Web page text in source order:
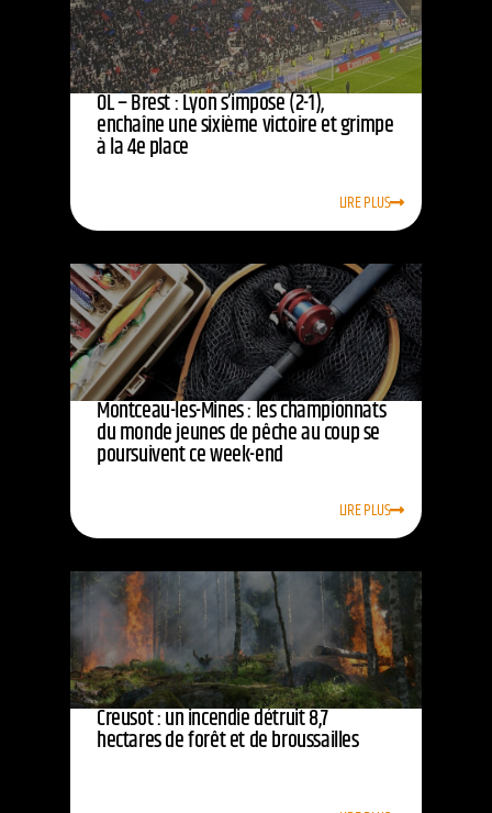
OL – Brest : Lyon s’impose (2-1),
enchaîne une sixième victoire et grimpe
à la 4e place
LIRE PLUS
Montceau-les-Mines : les championnats
du monde jeunes de pêche au coup se
poursuivent ce week-end
LIRE PLUS
Creusot : un incendie détruit 8,7
hectares de forêt et de broussailles